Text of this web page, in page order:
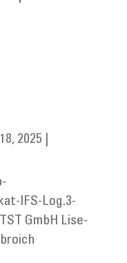
2025
IFS-Log.3-
GmbH Lise-